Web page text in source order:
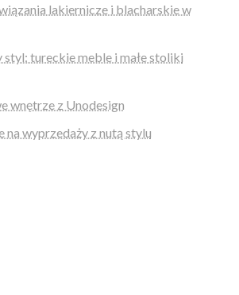
lakiernicze i blacharskie w
tureckie meble i małe stoliki
wnętrze z Unodesign
wyprzedaży z nutą stylu